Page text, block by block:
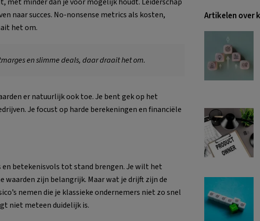
naar succes. No-nonsense metrics als kosten,
het om.
en slimme deals, daar draait het om.
er natuurlijk ook toe. Je bent gek op het
Je focust op harde berekeningen en financiële
en betekenisvols tot stand brengen. Je wilt het
waarden zijn belangrijk. Maar wat je drijft zijn de
nemen die je klassieke ondernemers niet zo snel
niet meteen duidelijk is.
Artikelen over